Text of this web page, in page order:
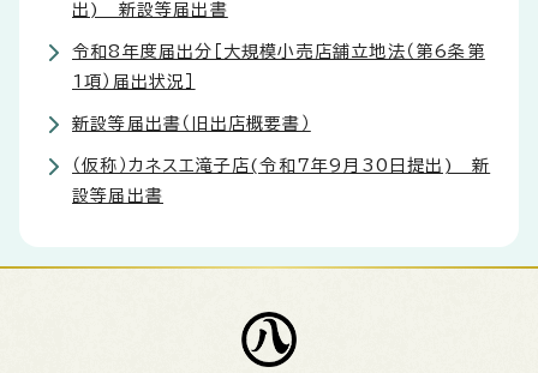
出) 新設等届出書
令和8年度届出分［大規模小売店舗立地法（第6条第
1項）届出状況］
新設等届出書（旧出店概要書）
（仮称）カネスエ滝子店(令和7年9月30日提出) 新
設等届出書